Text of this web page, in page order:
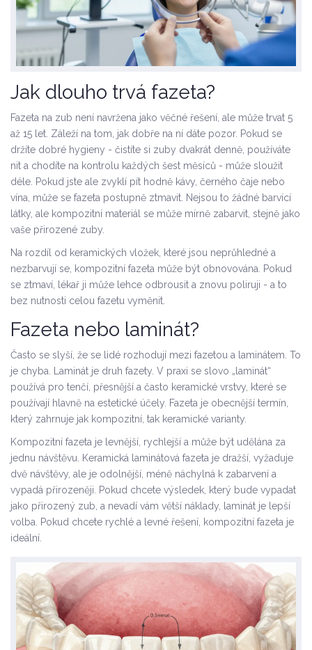
Jak dlouho trvá fazeta?
Fazeta na zub není navržena jako věčné řešení, ale může trvat 5
až 15 let. Záleží na tom, jak dobře na ní dáte pozor. Pokud se
držíte dobré hygieny - čistíte si zuby dvakrát denně, používáte
nit a chodíte na kontrolu každých šest měsíců - může sloužit
déle. Pokud jste ale zvyklí pít hodně kávy, černého čaje nebo
vína, může se fazeta postupně ztmavit. Nejsou to žádné barvící
látky, ale kompozitní materiál se může mírně zabarvit, stejně jako
vaše přirozené zuby.
Na rozdíl od keramických vložek, které jsou neprůhledné a
nezbarvují se, kompozitní fazeta může být obnovována. Pokud
se ztmaví, lékař ji může lehce odbrousit a znovu poliruji - a to
bez nutnosti celou fazetu vyměnit.
Fazeta nebo laminát?
Často se slyší, že se lidé rozhodují mezi fazetou a laminátem. To
je chyba. Laminát je druh fazety. V praxi se slovo „laminát“
používá pro tenčí, přesnější a často keramické vrstvy, které se
používají hlavně na estetické účely. Fazeta je obecnější termín,
který zahrnuje jak kompozitní, tak keramické varianty.
Kompozitní fazeta je levnější, rychlejší a může být udělána za
jednu návštěvu. Keramická laminátová fazeta je dražší, vyžaduje
dvě návštěvy, ale je odolnější, méně náchylná k zabarvení a
vypadá přirozeněji. Pokud chcete výsledek, který bude vypadat
jako přirozený zub, a nevadí vám větší náklady, laminát je lepší
volba. Pokud chcete rychlé a levné řešení, kompozitní fazeta je
ideální.